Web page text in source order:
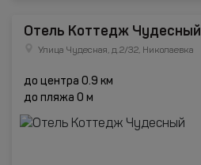
Отель Коттедж Чудесный
Улица Чудесная, д.2/32, Николаевка
до центра 0.9 км
до пляжа 0 м